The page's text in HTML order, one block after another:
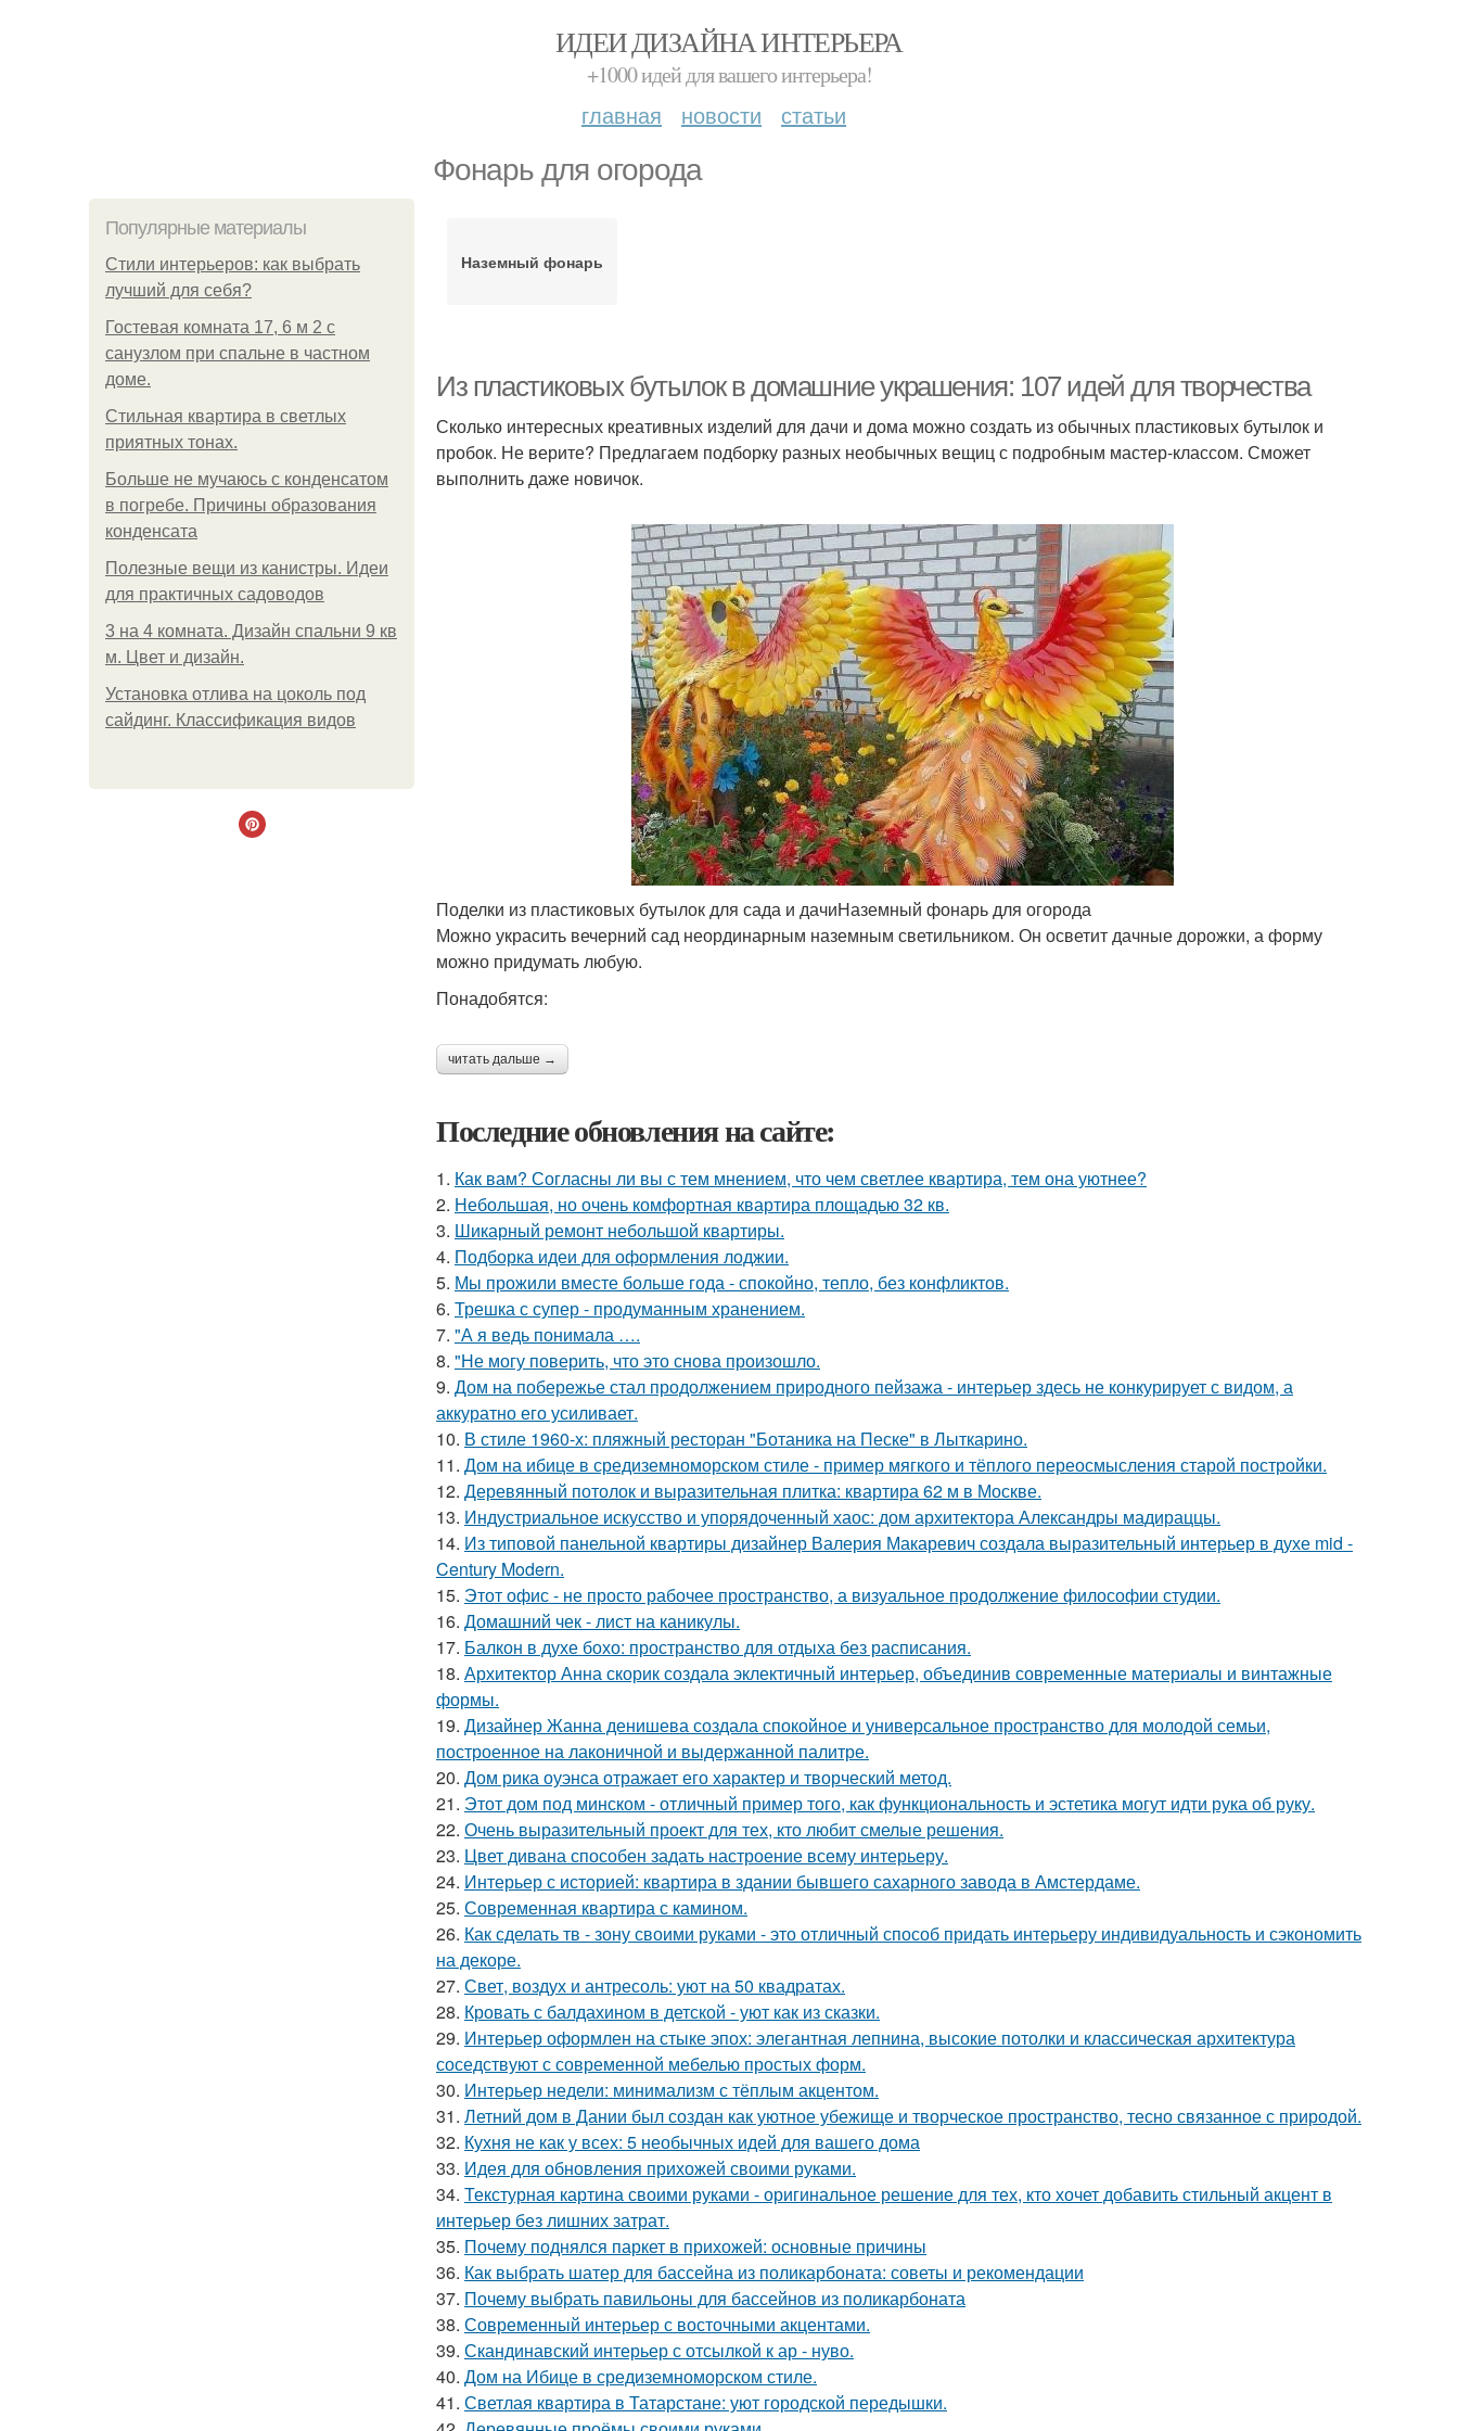
ИДЕИ ДИЗАЙНА ИНТЕРЬЕРА
+1000 идей для вашего интерьера!
главная новости статьи
Фонарь для огорода
Популярные материалы
Стили интерьеров: как выбрать
лучший для себя?
Гостевая комната 17, 6 м 2 с
санузлом при спальне в частном
доме.
Стильная квартира в светлых
приятных тонах.
Больше не мучаюсь с конденсатом
в погребе. Причины образования
конденсата
Полезные вещи из канистры. Идеи
для практичных садоводов
3 на 4 комната. Дизайн спальни 9 кв
м. Цвет и дизайн.
Установка отлива на цоколь под
сайдинг. Классификация видов
Наземный фонарь
Из пластиковых бутылок в домашние украшения: 107 идей для творчества
Сколько интересных креативных изделий для дачи и дома можно создать из обычных пластиковых бутылок и
пробок. Не верите? Предлагаем подборку разных необычных вещиц с подробным мастер-классом. Сможет
выполнить даже новичок.
Поделки из пластиковых бутылок для сада и дачиНаземный фонарь для огорода
Можно украсить вечерний сад неординарным наземным светильником. Он осветит дачные дорожки, а форму
можно придумать любую.
Понадобятся:
читать дальше →
Последние обновления на сайте:
1. Как вам? Согласны ли вы с тем мнением, что чем светлее квартира, тем она уютнее?
2. Небольшая, но очень комфортная квартира площадью 32 кв.
3. Шикарный ремонт небольшой квартиры.
4. Подборка идеи для оформления лоджии.
5. Мы прожили вместе больше года - спокойно, тепло, без конфликтов.
6. Трешка с супер - продуманным хранением.
7. "А я ведь понимала ….
8. "Не могу поверить, что это снова произошло.
9. Дом на побережье стал продолжением природного пейзажа - интерьер здесь не конкурирует с видом, а
аккуратно его усиливает.
10. В стиле 1960-х: пляжный ресторан "Ботаника на Песке" в Лыткарино.
11. Дом на ибице в средиземноморском стиле - пример мягкого и тёплого переосмысления старой постройки.
12. Деревянный потолок и выразительная плитка: квартира 62 м в Москве.
13. Индустриальное искусство и упорядоченный хаос: дом архитектора Александры мадираццы.
14. Из типовой панельной квартиры дизайнер Валерия Макаревич создала выразительный интерьер в духе mid -
Century Modern.
15. Этот офис - не просто рабочее пространство, а визуальное продолжение философии студии.
16. Домашний чек - лист на каникулы.
17. Балкон в духе бохо: пространство для отдыха без расписания.
18. Архитектор Анна скорик создала эклектичный интерьер, объединив современные материалы и винтажные
формы.
19. Дизайнер Жанна денишева создала спокойное и универсальное пространство для молодой семьи,
построенное на лаконичной и выдержанной палитре.
20. Дом рика оуэнса отражает его характер и творческий метод.
21. Этот дом под минском - отличный пример того, как функциональность и эстетика могут идти рука об руку.
22. Очень выразительный проект для тех, кто любит смелые решения.
23. Цвет дивана способен задать настроение всему интерьеру.
24. Интерьер с историей: квартира в здании бывшего сахарного завода в Амстердаме.
25. Современная квартира с камином.
26. Как сделать тв - зону своими руками - это отличный способ придать интерьеру индивидуальность и сэкономить
на декоре.
27. Свет, воздух и антресоль: уют на 50 квадратах.
28. Кровать с балдахином в детской - уют как из сказки.
29. Интерьер оформлен на стыке эпох: элегантная лепнина, высокие потолки и классическая архитектура
соседствуют с современной мебелью простых форм.
30. Интерьер недели: минимализм с тёплым акцентом.
31. Летний дом в Дании был создан как уютное убежище и творческое пространство, тесно связанное с природой.
32. Кухня не как у всех: 5 необычных идей для вашего дома
33. Идея для обновления прихожей своими руками.
34. Текстурная картина своими руками - оригинальное решение для тех, кто хочет добавить стильный акцент в
интерьер без лишних затрат.
35. Почему поднялся паркет в прихожей: основные причины
36. Как выбрать шатер для бассейна из поликарбоната: советы и рекомендации
37. Почему выбрать павильоны для бассейнов из поликарбоната
38. Современный интерьер с восточными акцентами.
39. Скандинавский интерьер с отсылкой к ар - нуво.
40. Дом на Ибице в средиземноморском стиле.
41. Светлая квартира в Татарстане: уют городской передышки.